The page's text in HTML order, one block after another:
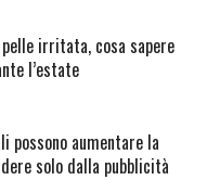
irritata, cosa sapere
l’estate
possono aumentare la
solo dalla pubblicità